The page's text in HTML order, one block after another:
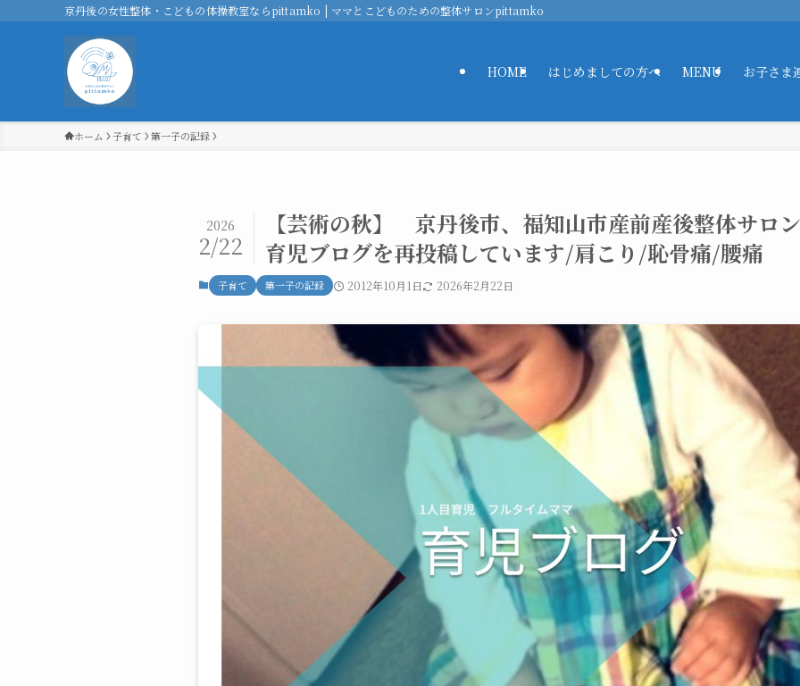
京丹後の女性整体・こどもの体操教室ならpittamko | ママとこどものための整体サロンpittamko
HOME はじめましての方へ MENU お子さま
ホーム 子育て 第一子の記録
【芸術の秋】 京丹後市、福知山市産前産後整体サ
育児ブログを再投稿しています/肩こり/恥骨痛/腰痛
2026
2/22
子育て 第一子の記録 2012年10月1日 2026年2月22日